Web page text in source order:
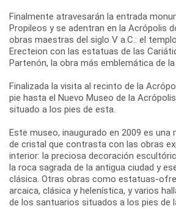
Finalmente atravesarán la entrada
Propileos y se adentran en la Acrópolis
obras maestras del siglo V a.C.: el
Erecteion con las estatuas de las
Partenón, la obra más emblemática de
Finalizada la visita al recinto de la
pie hasta el Nuevo Museo de la
situado a los pies de esta.
Este museo, inaugurado en 2009 es
de cristal que contrasta con las obras
interior: la preciosa decoración
la roca sagrada de la antigua ciudad y
clásica. Otras obras como estatuas-
arcaica, clásica y helenística, y varios
de los santuarios situados a los pies de